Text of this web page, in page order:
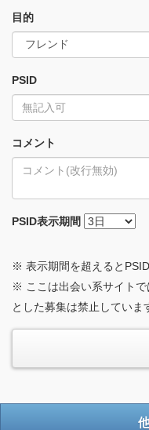
目的
PSID
コメント
PSID表示期間
※ 表示期間を超えると
※ ここは出会い系サイト
とした募集は禁止していま